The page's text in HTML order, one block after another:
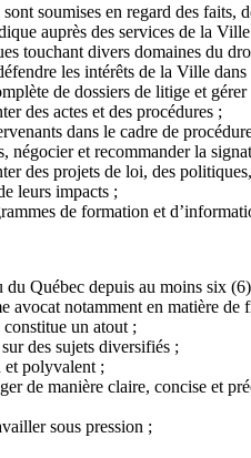
soumises en regard des faits,
auprès des services de la
touchant divers domaines du
les intérêts de la Ville
de dossiers de litige et
des actes et des procédures ;
dans le cadre de
négocier et recommander la
des projets de loi, des
leurs impacts ;
de formation et
Québec depuis au moins six
avocat notamment en matière de
un atout ;
des sujets diversifiés ;
et polyvalent ;
de manière claire, concise et
sous pression ;